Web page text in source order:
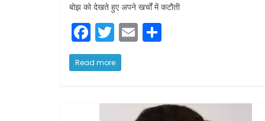
बोझ को देखते हुए अपने खर्चों में कटौती
F
a
c
b
T
w
itt
E
m
Read more